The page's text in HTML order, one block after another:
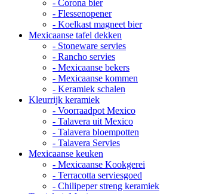
- Corona bier
- Flessenopener
- Koelkast magneet bier
Mexicaanse tafel dekken
- Stoneware servies
- Rancho servies
- Mexicaanse bekers
- Mexicaanse kommen
- Keramiek schalen
Kleurrijk keramiek
- Voorraadpot Mexico
- Talavera uit Mexico
- Talavera bloempotten
- Talavera Servies
Mexicaanse keuken
- Mexicaanse Kookgerei
- Terracotta serviesgoed
- Chilipeper streng keramiek